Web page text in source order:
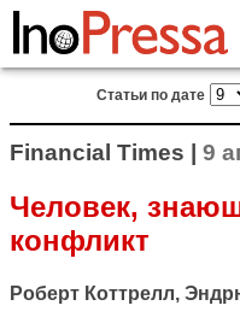
Статьи по дате
Financial Times | 9
Человек,
конфликт
Роберт Коттрелл,